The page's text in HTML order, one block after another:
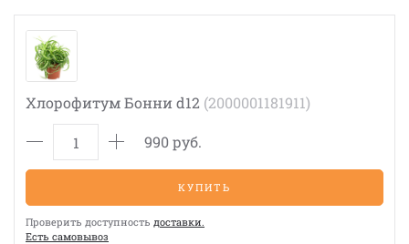
Хлорофитум Бонни d12 (2000001181911)
990 руб.
КУПИТЬ
Проверить доступность доставки.
Eсть cамовывоз